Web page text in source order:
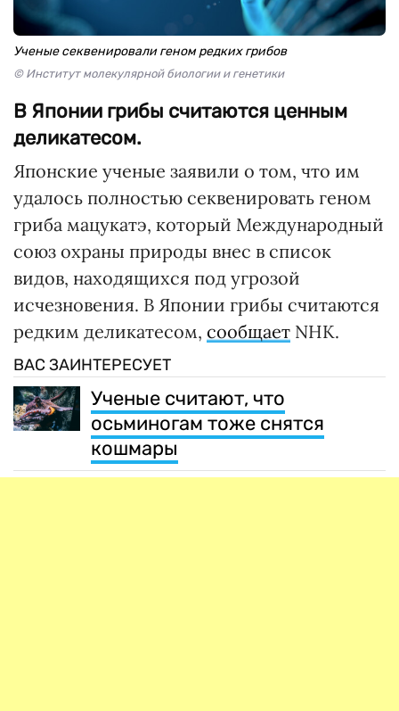
Ученые секвенировали геном редких грибов
© Институт молекулярной биологии и генетики
В Японии грибы считаются ценным
деликатесом.
Японские ученые заявили о том, что им
удалось полностью секвенировать геном
гриба мацукатэ, который Международный
союз охраны природы внес в список
видов, находящихся под угрозой
исчезновения. В Японии грибы считаются
редким деликатесом, сообщает NHK.
ВАС ЗАИНТЕРЕСУЕТ
Ученые считают, что
осьминогам тоже снятся
кошмары